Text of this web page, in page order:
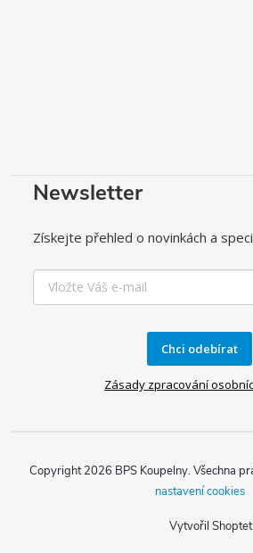
Newsletter
Získejte přehled o novinkách a
Chci odebírat
Zásady zpracování
Vytvořil Shoptet
Copyright 2026 BPS Koupelny. Všechna
nastavení cookies